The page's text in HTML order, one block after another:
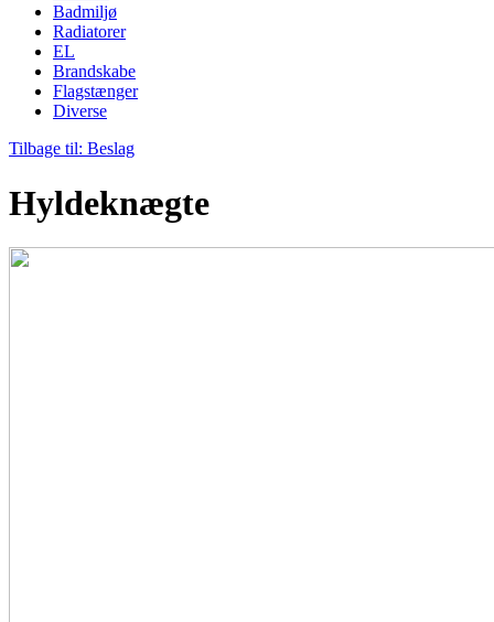
Badmiljø
Radiatorer
EL
Brandskabe
Flagstænger
Diverse
Tilbage til: Beslag
Hyldeknægte